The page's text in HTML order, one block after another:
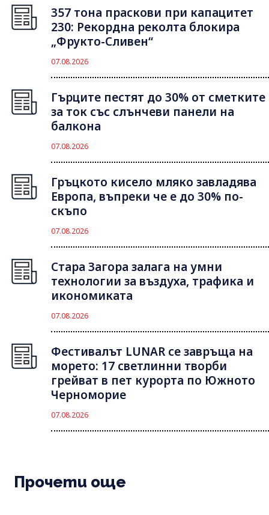
357 тона праскови при капацитет
230: Рекордна реколта блокира
„Фрукто-Сливен“
07.08.2026
Гърците пестят до 30% от сметките
за ток със слънчеви панели на
балкона
07.08.2026
Гръцкото кисело мляко завладява
Европа, въпреки че е до 30% по-
скъпо
07.08.2026
Стара Загора залага на умни
технологии за въздуха, трафика и
икономиката
07.08.2026
Фестивалът LUNAR се завръща на
морето: 17 светлинни творби
грейват в пет курорта по Южното
Черноморие
07.08.2026
Прочети още